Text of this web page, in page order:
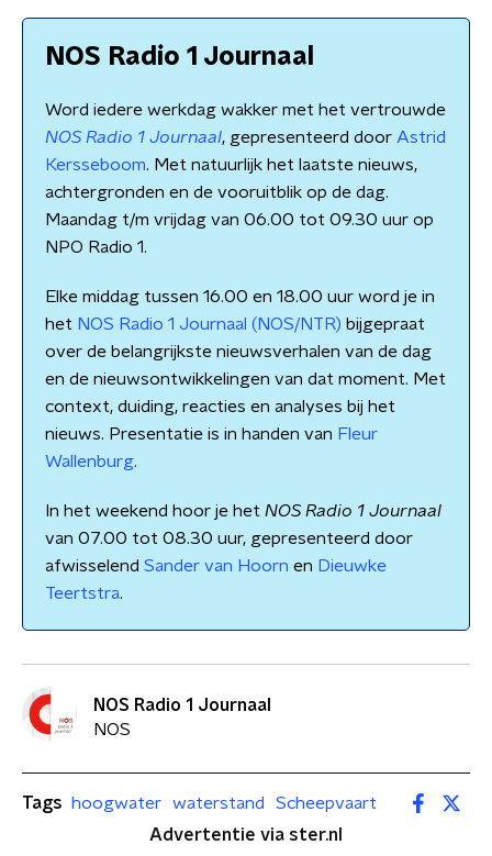
NOS Radio 1 Journaal
Word iedere werkdag wakker met het vertrouwde
NOS Radio 1 Journaal, gepresenteerd door Astrid
Kersseboom. Met natuurlijk het laatste nieuws,
achtergronden en de vooruitblik op de dag.
Maandag t/m vrijdag van 06.00 tot 09.30 uur op
NPO Radio 1.
Elke middag tussen 16.00 en 18.00 uur word je in
het NOS Radio 1 Journaal (NOS/NTR) bijgepraat
over de belangrijkste nieuwsverhalen van de dag
en de nieuwsontwikkelingen van dat moment. Met
context, duiding, reacties en analyses bij het
nieuws. Presentatie is in handen van Fleur
Wallenburg.
In het weekend hoor je het NOS Radio 1 Journaal
van 07.00 tot 08.30 uur, gepresenteerd door
afwisselend Sander van Hoorn en Dieuwke
Teertstra.
NOS Radio 1 Journaal
NOS
Tags hoogwater waterstand
Scheepvaart
Advertentie via ster.nl